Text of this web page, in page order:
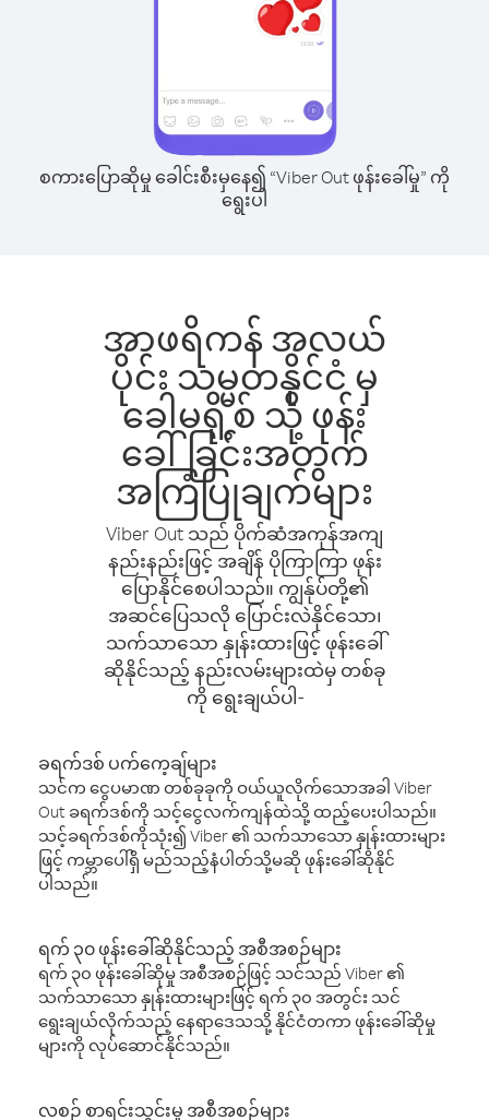
စကားပြောဆိုမှု ခေါင်းစီးမှနေ၍ “Viber Out ဖုန်းခေါ်မှု” ကို
ရွေးပါ
အာဖရိကန် အလယ်
ပိုင်း သမ္မတနိုင်ငံ မှ
ခေါမရို့စ် သို့ ဖုန်း
ခေါ်ခြင်းအတွက်
အကြံပြုချက်များ
Viber Out သည် ပိုက်ဆံအကုန်အကျ
နည်းနည်းဖြင့် အချိန် ပိုကြာကြာ ဖုန်း
ပြောနိုင်စေပါသည်။ ကျွန်ုပ်တို့၏
အဆင်ပြေသလို ပြောင်းလဲနိုင်သော၊
သက်သာသော နှုန်းထားဖြင့် ဖုန်းခေါ်
ဆိုနိုင်သည့် နည်းလမ်းများထဲမှ တစ်ခု
ကို ရွေးချယ်ပါ-
ခရက်ဒစ် ပက်ကေ့ချ်များ
သင်က ငွေပမာဏ တစ်ခုခုကို ဝယ်ယူလိုက်သောအခါ Viber
Out ခရက်ဒစ်ကို သင့်ငွေလက်ကျန်ထဲသို့ ထည့်ပေးပါသည်။
သင့်ခရက်ဒစ်ကိုသုံး၍ Viber ၏ သက်သာသော နှုန်းထားများ
ဖြင့် ကမ္ဘာပေါ်ရှိ မည်သည့်နံပါတ်သို့မဆို ဖုန်းခေါ်ဆိုနိုင်
ပါသည်။
ရက် ၃၀ ဖုန်းခေါ်ဆိုနိုင်သည့် အစီအစဉ်များ
ရက် ၃၀ ဖုန်းခေါ်ဆိုမှု အစီအစဉ်ဖြင့် သင်သည် Viber ၏
သက်သာသော နှုန်းထားများဖြင့် ရက် ၃၀ အတွင်း သင်
ရွေးချယ်လိုက်သည့် နေရာဒေသသို့ နိုင်ငံတကာ ဖုန်းခေါ်ဆိုမှု
များကို လုပ်ဆောင်နိုင်သည်။
လစဉ် စာရင်းသွင်းမှု အစီအစဉ်များ